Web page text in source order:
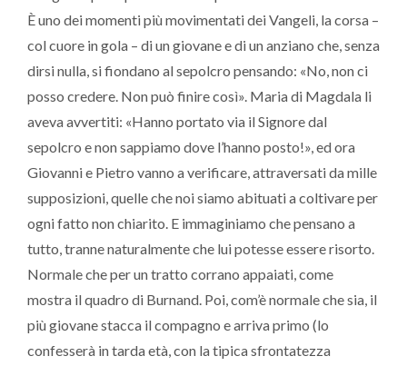
È uno dei momenti più movimentati dei Vangeli, la corsa –
col cuore in gola – di un giovane e di un anziano che, senza
dirsi nulla, si fiondano al sepolcro pensando: «No, non ci
posso credere. Non può finire così». Maria di Magdala li
aveva avvertiti: «Hanno portato via il Signore dal
sepolcro e non sappiamo dove l’hanno posto!», ed ora
Giovanni e Pietro vanno a verificare, attraversati da mille
supposizioni, quelle che noi siamo abituati a coltivare per
ogni fatto non chiarito. E immaginiamo che pensano a
tutto, tranne naturalmente che lui potesse essere risorto.
Normale che per un tratto corrano appaiati, come
mostra il quadro di Burnand. Poi, com’è normale che sia, il
più giovane stacca il compagno e arriva primo (lo
confesserà in tarda età, con la tipica sfrontatezza